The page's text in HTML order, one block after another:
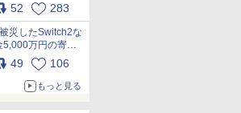
52 283
災したSwitch2な
5,000万円の寄付
49 106
もっと見る